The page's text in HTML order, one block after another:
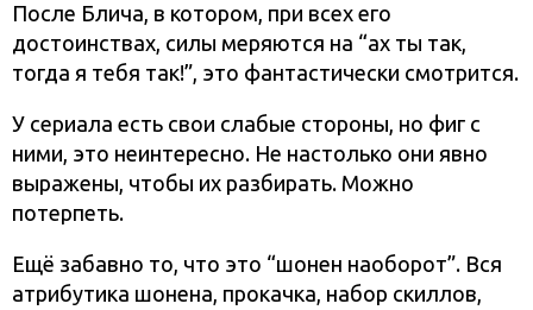
После Блича, в котором, при всех его
достоинствах, силы меряются на “ах ты так,
тогда я тебя так!”, это фантастически смотрится.
У сериала есть свои слабые стороны, но фиг с
ними, это неинтересно. Не настолько они явно
выражены, чтобы их разбирать. Можно
потерпеть.
Ещё забавно то, что это “шонен наоборот”. Вся
атрибутика шонена, прокачка, набор скиллов,